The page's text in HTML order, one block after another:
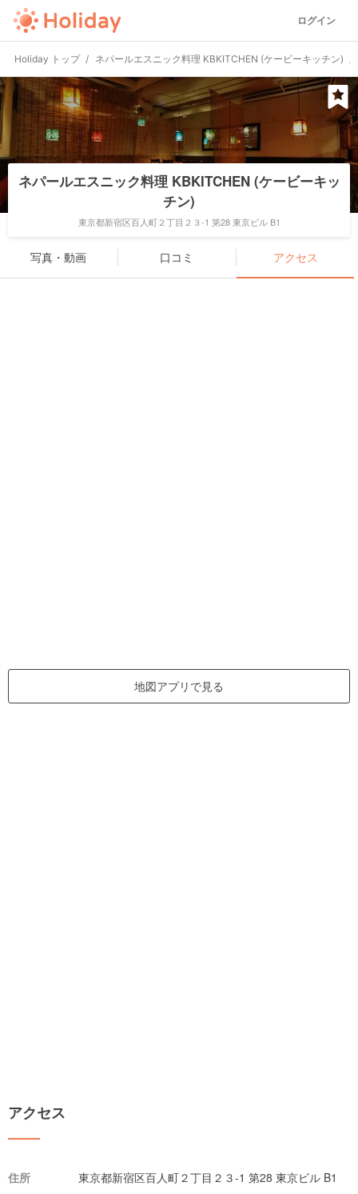
ログイン
Holiday トップ ネパールエスニック料理 KBKITCHEN (ケービーキッチン)
ネパールエスニック料理 KBKITCHEN (ケービーキッ
チン)
東京都新宿区百人町２丁目２３-1 第28 東京ビル B1
写真・動画 口コミ アクセス
地図アプリで見る
アクセス
住所 東京都新宿区百人町２丁目２３-1 第28 東京ビル B1